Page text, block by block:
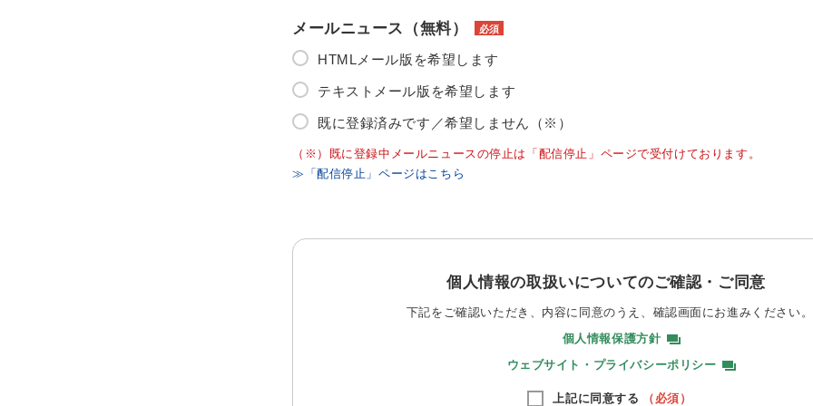
メールニュース（無料） 必須
HTMLメール版を希望します
テキストメール版を希望します
既に登録済みです／希望しません（※）
（※）既に登録中メールニュースの停止は「配信停止」ページで受付けております。
≫「配信停止」ページはこちら
個人情報の取扱いについてのご確認・ご同意
下記をご確認いただき、内容に同意のうえ、 確認画面にお進みください。
個人情報保護方針
ウェブサイト・プライバシーポリシー
上記に同意する （必須）